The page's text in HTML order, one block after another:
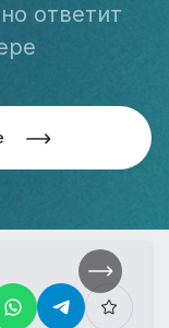
ответит